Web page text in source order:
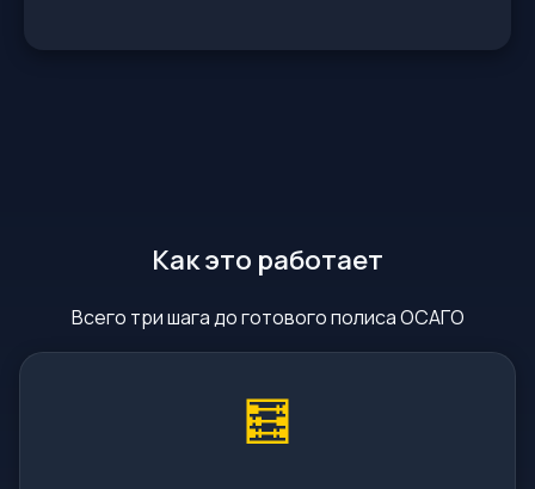
Как это работает
Всего три шага до готового полиса ОСАГО
🧮